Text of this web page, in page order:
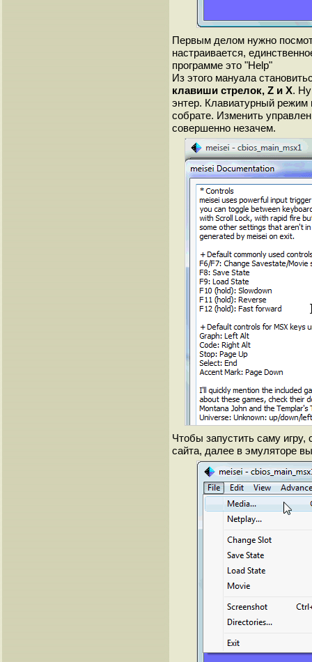
Первым делом нужно
настраивается,
программе это "Help"
Из этого мануала
клавиши стрелок, Z и X.
энтер. Клавиатурный режим
собрате. Изменить
совершенно незачем.
Чтобы запустить саму игру,
сайта, далее в эмуляторе